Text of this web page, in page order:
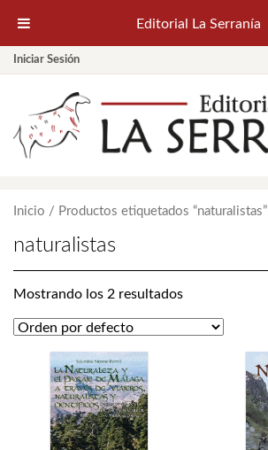
Iniciar Sesión
Inicio / Productos etiquetados “naturalistas”
naturalistas
Mostrando los 2 resultados
Editorial La Serranía